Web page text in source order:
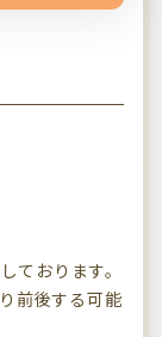
ております。
前後する可能